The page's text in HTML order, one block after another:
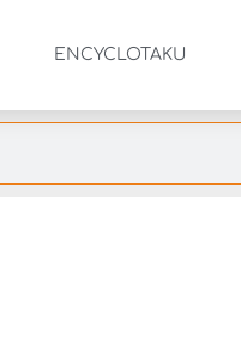
ENCYCLOTAKU